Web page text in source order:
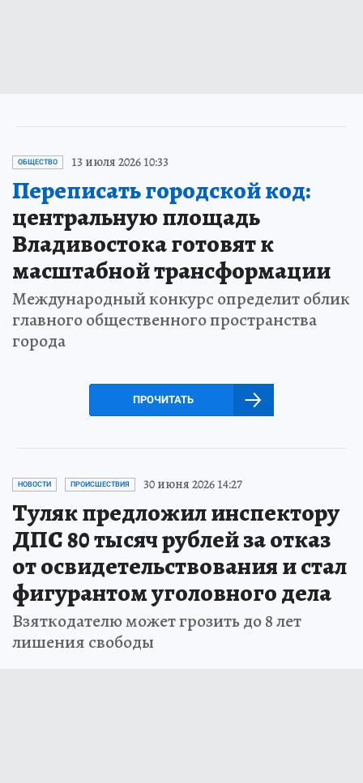
ОБЩЕСТВО 13 июля 2026 10:33
Переписать городской код:
центральную площадь
Владивостока готовят к
масштабной трансформации
Международный конкурс определит облик
главного общественного пространства
города
ПРОЧИТАТЬ
НОВОСТИ ПРОИСШЕСТВИЯ 30 июня 2026 14:27
Туляк предложил инспектору
ДПС 80 тысяч рублей за отказ
от освидетельствования и стал
фигурантом уголовного дела
Взяткодателю может грозить до 8 лет
лишения свободы